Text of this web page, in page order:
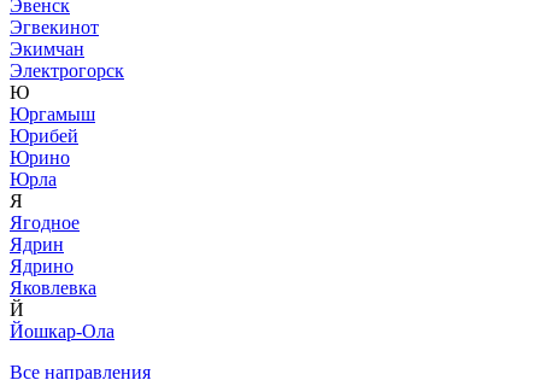
Эвенск
Эгвекинот
Экимчан
Электрогорск
Ю
Юргамыш
Юрибей
Юрино
Юрла
Я
Ягодное
Ядрин
Ядрино
Яковлевка
Й
Йошкар-Ола
Все направления